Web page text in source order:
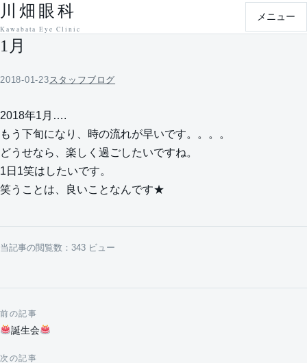
本文へ移動
川畑眼科
Kawabata Eye Clinic
メニュー
1月
2018-01-23 スタッフブログ
2018年1月….
もう下旬になり、時の流れが早いです。。。。
どうせなら、楽しく過ごしたいですね。
1日1笑はしたいです。
笑うことは、良いことなんです★
当記事の閲覧数：343 ビュー
投稿ナビゲーション
前の記事
誕生会
次の記事